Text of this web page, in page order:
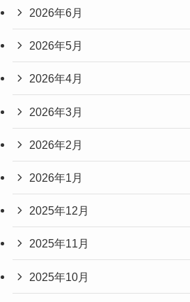
2026年6月
2026年5月
2026年4月
2026年3月
2026年2月
2026年1月
2025年12月
2025年11月
2025年10月